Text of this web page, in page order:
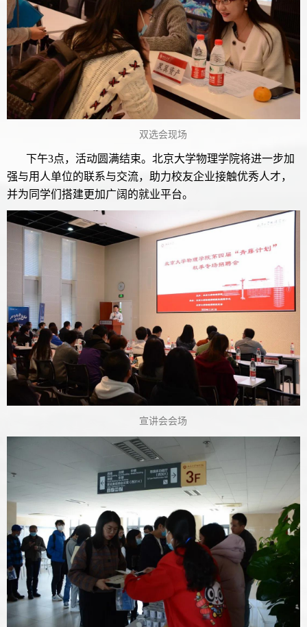
双选会现场
下午3点，活动圆满结束。北京大学物理学院将进一步加
强与用人单位的联系与交流，助力校友企业接触优秀人才，
并为同学们搭建更加广阔的就业平台。
宣讲会会场